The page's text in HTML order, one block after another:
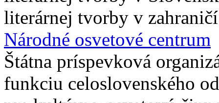
literárnej tvorby v zahraničí
Národné osvetové centrum
Štátna príspevková
funkciu celoslovenského